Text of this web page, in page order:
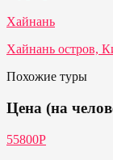
Хайнань
Хайнань остров,
Похожие туры
Цена (на
55800P